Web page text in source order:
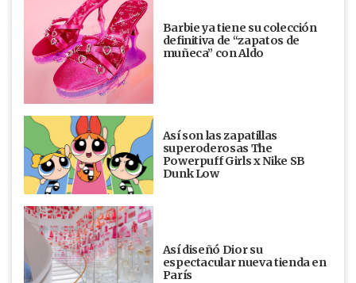
Barbie ya tiene su colección
definitiva de “zapatos de
muñeca” con Aldo
Así son las zapatillas
superoderosas The
Powerpuff Girls x Nike SB
Dunk Low
Así diseñó Dior su
espectacular nueva tienda en
París